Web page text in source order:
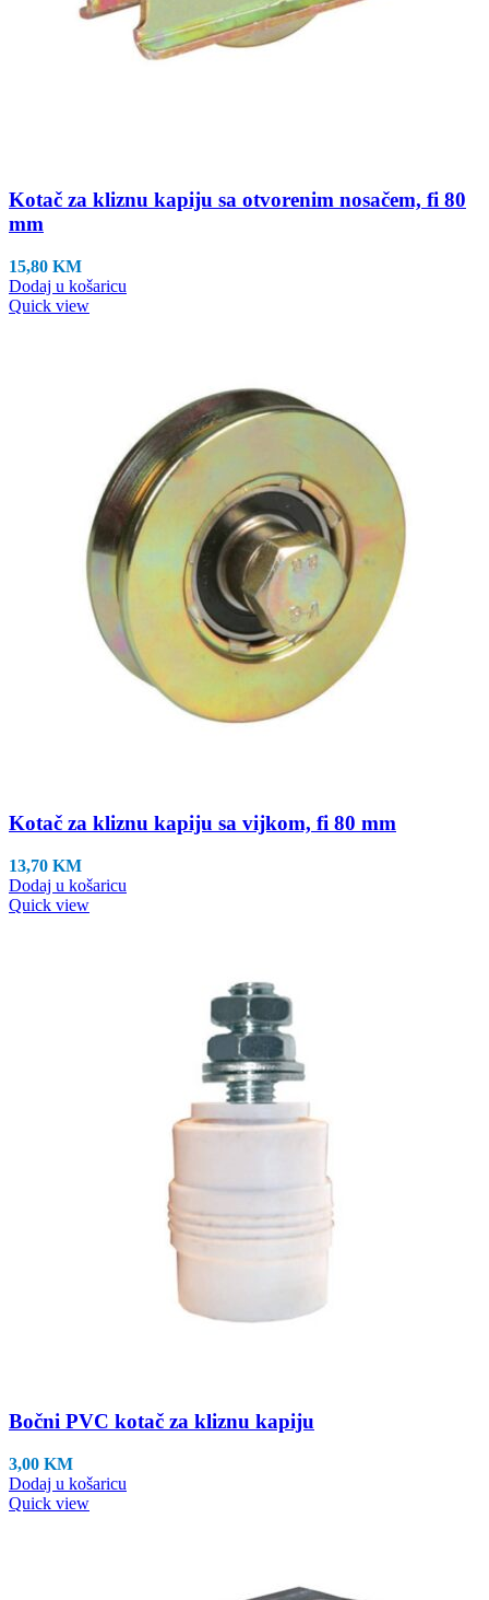
Kotač za kliznu kapiju sa otvorenim nosačem, fi 80
mm
15,80 KM
Dodaj u košaricu
Quick view
Kotač za kliznu kapiju sa vijkom, fi 80 mm
13,70 KM
Dodaj u košaricu
Quick view
Bočni PVC kotač za kliznu kapiju
3,00 KM
Dodaj u košaricu
Quick view